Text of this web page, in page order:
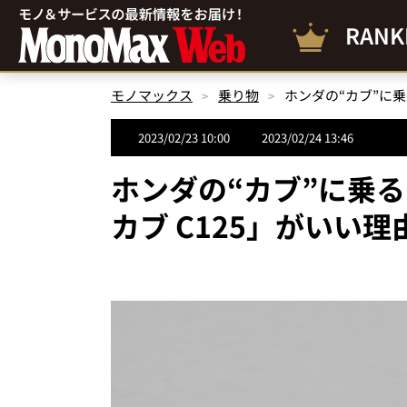
モノマックス 乗り物 ホンダの“カブ”に
2023/02/23 10:00 2023/02/24 13:46
ホンダの“カブ”に乗
カブ C125」がいい理